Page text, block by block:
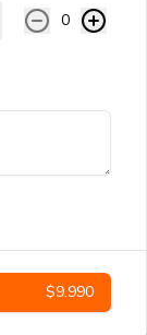
y tocino.
0
$9.990